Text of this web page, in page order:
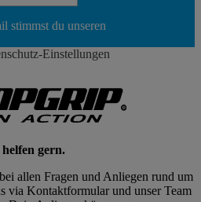
stimmst du unseren
Einstellungen
gern.
allen Fragen und Anliegen rund um
via Kontaktformular und unser Team